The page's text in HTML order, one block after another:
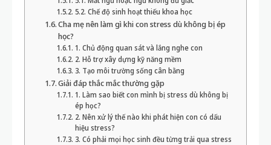
5.2. Chế độ sinh hoạt thiếu khoa học
Cha mẹ nên làm gì khi con stress dù không bị ép
học?
1. Chủ động quan sát và lắng nghe con
2. Hỗ trợ xây dựng kỹ năng mềm
3. Tạo môi trường sống cân bằng
Giải đáp thắc mắc thường gặp
1. Làm sao biết con mình bị stress dù không bị
ép học?
2. Nên xử lý thế nào khi phát hiện con có dấu
hiệu stress?
3. Có phải mọi học sinh đều từng trải qua stress